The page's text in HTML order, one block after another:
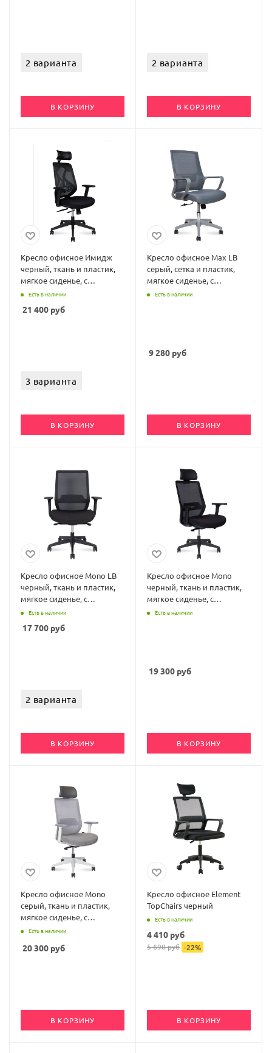
2 варианта
В КОРЗИНУ
2 варианта
В КОРЗИНУ
Кресло офисное Имидж
черный, ткань и пластик,
мягкое сиденье, с
подлокотниками
Есть в наличии
21 400 руб
3 варианта
В КОРЗИНУ
Кресло офисное Max LB
серый, сетка и пластик,
мягкое сиденье, с
подлокотниками
Есть в наличии
9 280 руб
В КОРЗИНУ
Кресло офисное Mono LB
черный, ткань и пластик,
мягкое сиденье, с
подлокотниками
Есть в наличии
17 700 руб
2 варианта
В КОРЗИНУ
Кресло офисное Mono
черный, ткань и пластик,
мягкое сиденье, с
подлокотниками
Есть в наличии
19 300 руб
В КОРЗИНУ
Кресло офисное Mono
серый, ткань и пластик,
мягкое сиденье, с
подлокотниками
Есть в наличии
20 300 руб
В КОРЗИНУ
Кресло офисное Element
TopChairs черный
Есть в наличии
4 410 руб
5 690руб -22%
В КОРЗИНУ